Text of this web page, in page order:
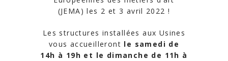
(JEMA) les 2 et 3 avril 2022 !
Les structures installées aux Usines
vous accueilleront le samedi de
14h à 19h et le dimanche de 11h à